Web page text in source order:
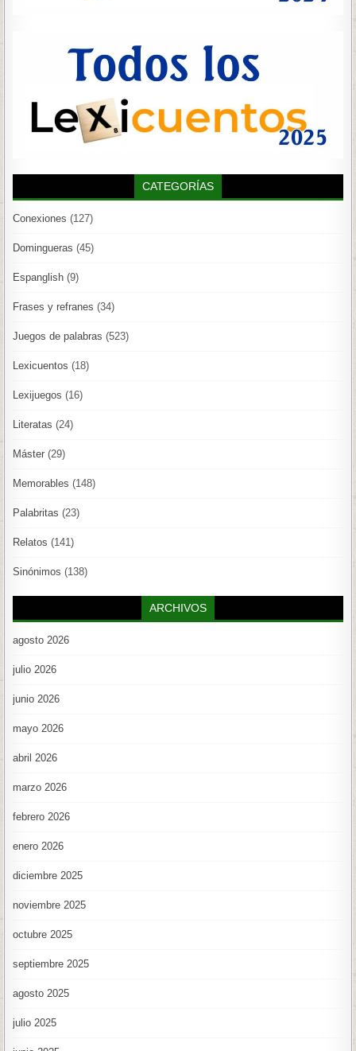
CATEGORÍAS
Conexiones (127)
Domingueras (45)
Espanglish (9)
Frases y refranes (34)
Juegos de palabras (523)
Lexicuentos (18)
Lexijuegos (16)
Literatas (24)
Máster (29)
Memorables (148)
Palabritas (23)
Relatos (141)
Sinónimos (138)
ARCHIVOS
agosto 2026
julio 2026
junio 2026
mayo 2026
abril 2026
marzo 2026
febrero 2026
enero 2026
diciembre 2025
noviembre 2025
octubre 2025
septiembre 2025
agosto 2025
julio 2025